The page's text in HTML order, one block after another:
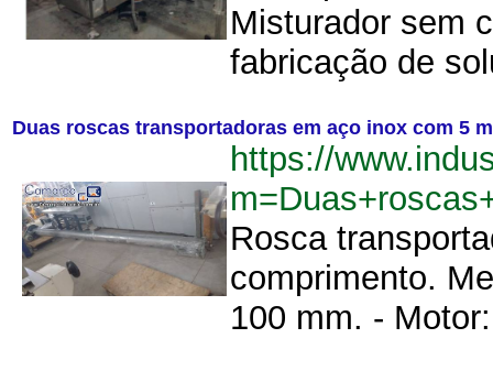
Misturador sem
fabricação de
Duas roscas transportadoras em aço inox com 5
https://
Rosca
comprimento.
100 mm. -